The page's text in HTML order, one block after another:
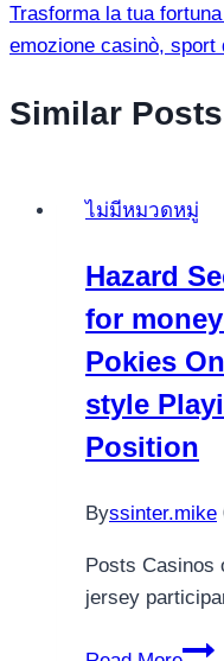
Trasforma la tua
emozione casinò,
Similar Posts
ไม่มีหมวดหมู่
Hazard
for
Pokies
style
Position
Byssinter.mike
Posts Casinos
jersey